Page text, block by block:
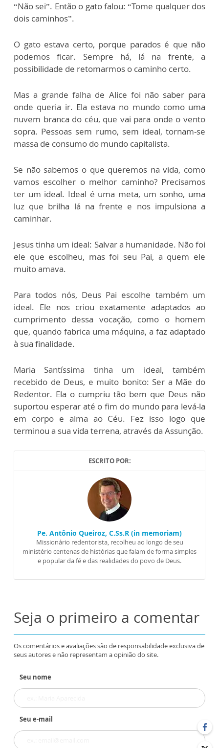
“Não sei”. Então o gato falou: “Tome qualquer dos
dois caminhos”.
O gato estava certo, porque parados é que não
podemos ficar. Sempre há, lá na frente, a
possibilidade de retomarmos o caminho certo.
Mas a grande falha de Alice foi não saber para
onde queria ir. Ela estava no mundo como uma
nuvem branca do céu, que vai para onde o vento
sopra. Pessoas sem rumo, sem ideal, tornam-se
massa de consumo do mundo capitalista.
Se não sabemos o que queremos na vida, como
vamos escolher o melhor caminho? Precisamos
ter um ideal. Ideal é uma meta, um sonho, uma
luz que brilha lá na frente e nos impulsiona a
caminhar.
Jesus tinha um ideal: Salvar a humanidade. Não foi
ele que escolheu, mas foi seu Pai, a quem ele
muito amava.
Para todos nós, Deus Pai escolhe também um
ideal. Ele nos criou exatamente adaptados ao
cumprimento dessa vocação, como o homem
que, quando fabrica uma máquina, a faz adaptado
à sua finalidade.
Maria Santíssima tinha um ideal, também
recebido de Deus, e muito bonito: Ser a Mãe do
Redentor. Ela o cumpriu tão bem que Deus não
suportou esperar até o fim do mundo para levá-la
em corpo e alma ao Céu. Fez isso logo que
terminou a sua vida terrena, através da Assunção.
ESCRITO POR:
Pe. Antônio Queiroz, C.Ss.R (in memoriam)
Missionário redentorista, recolheu ao longo de seu
ministério centenas de histórias que falam de forma simples
e popular da fé e das realidades do povo de Deus.
Seja o primeiro a comentar
Os comentários e avaliações são de responsabilidade exclusiva de
seus autores e não representam a opinião do site.
Seu nome
Seu e-mail